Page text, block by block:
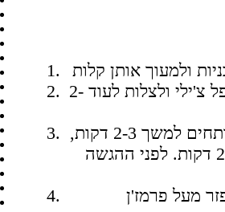
להוסיף את בצל השאלוט, השום והפלפל צ'ילי ולצלות לעוד 2-
בסיר נפרד, לבשל את הרביולי במים רותחים למשך 2-3 דקות,
לסנן את המים ולהוסיף למחבת למשך 2 דקות. לפני ההגשה